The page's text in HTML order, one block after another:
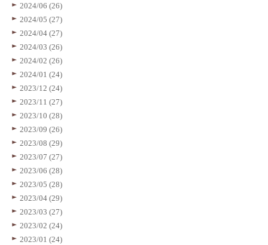
2024/06 (26)
2024/05 (27)
2024/04 (27)
2024/03 (26)
2024/02 (26)
2024/01 (24)
2023/12 (24)
2023/11 (27)
2023/10 (28)
2023/09 (26)
2023/08 (29)
2023/07 (27)
2023/06 (28)
2023/05 (28)
2023/04 (29)
2023/03 (27)
2023/02 (24)
2023/01 (24)